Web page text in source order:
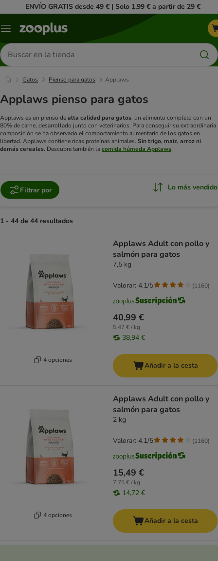
ENVÍO GRATIS desde 49 € | Solo 1,99 € a partir de 29 €
Menú
Buscar
productos
Gatos Pienso para gatos Applaws
Applaws pienso para gatos
Applaws es un pienso dealta calidad para gatos, un alimento completo con un
80% de carne, desarrollado junto con veterinarios. Para conseguir su extraordinaria
composición se ha observado el comportamiento alimentario de los gatos en
libertad. Applaws contiene ricas proteínas animales. Sin trigo, maíz, arroz ni
demás cereales. Descubre también lacomida húmeda Applaws.
Filtrar por Lo más vendido
1 - 44 de 44 resultados
4 opciones
Applaws Adult con pollo y
salmón para gatos
7,5 kg
40,99 €
5,47 € / kg
38,94 €
Valorar: 4.1/5 (1160)
Añadir a la cesta
4 opciones
Applaws Adult con pollo y
salmón para gatos
2 kg
15,49 €
7,75 € / kg
14,72 €
Valorar: 4.1/5 (1160)
Añadir a la cesta